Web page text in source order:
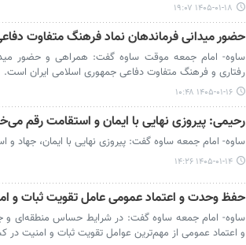
۱۴۰۵-۰۱-۱۸ ۱۹:۰۷
حضور میدانی فرماندهان نماد فرهنگ متفاوت
ساوه- امام جمعه موقت ساوه گفت: همراهی و حضور
رفتاری و فرهنگ متفاوت دفاعی جمهوری اسلامی ایران است.
۱۴۰۵-۰۱-۱۶ ۱۰:۴۸
رحیمی: پیروزی نهایی با ایمان و استقامت رقم
ساوه- امام جمعه ساوه گفت: پیروزی نهایی با ایمان، جهاد
۱۴۰۵-۰۱-۱۴ ۱۴:۲۶
حفظ وحدت و اعتماد عمومی عامل تقویت ثبات و
ساوه- امام جمعه ساوه گفت: در شرایط حساس منطقه‌ای و
و اعتماد عمومی از مهم‌ترین عوامل تقویت ثبات و امنیت